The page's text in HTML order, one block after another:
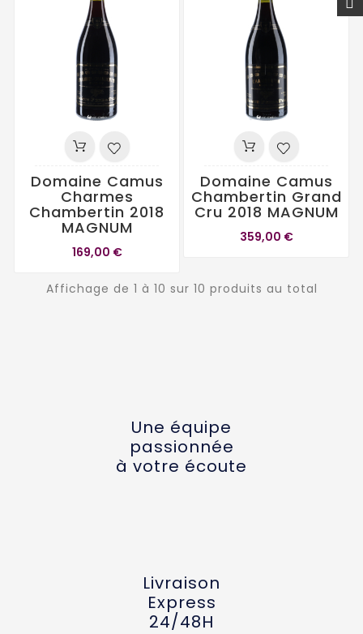
Domaine Camus
Charmes
Chambertin 2018
MAGNUM
169,00 €
Domaine Camus
Chambertin Grand
Cru 2018 MAGNUM
359,00 €
Affichage de 1 à 10 sur 10 produits au total
Une équipe
passionnée
à votre écoute
Livraison
Express
24/48H